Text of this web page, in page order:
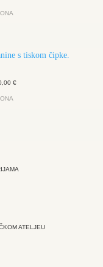
€
ATELJEU